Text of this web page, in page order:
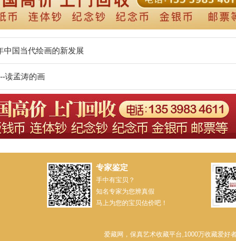
中国当代绘画的新发展
读孟涛的画
专家鉴定
手中有宝贝？
知名专家为您辨真假
马上为您的宝贝估价吧！
爱藏网，保真艺术收藏平台,1000万收藏爱好